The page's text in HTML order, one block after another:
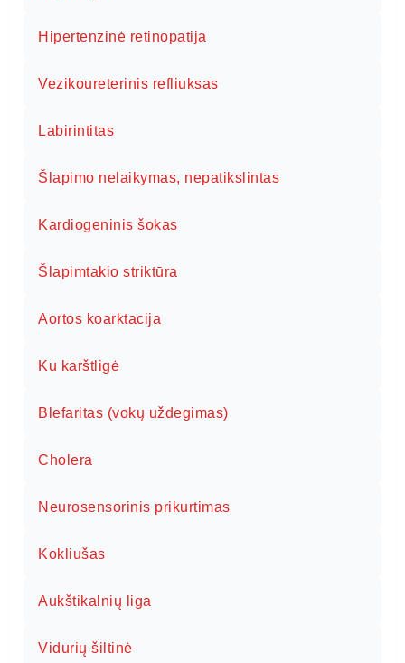
Hipertenzinė retinopatija
Vezikoureterinis refliuksas
Labirintitas
Šlapimo nelaikymas, nepatikslintas
Kardiogeninis šokas
Šlapimtakio striktūra
Aortos koarktacija
Ku karštligė
Blefaritas (vokų uždegimas)
Cholera
Neurosensorinis prikurtimas
Kokliušas
Aukštikalnių liga
Vidurių šiltinė